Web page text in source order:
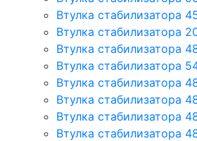
Втулка стабилизатора
Втулка стабилизатора
Втулка стабилизатора
Втулка стабилизатора
Втулка стабилизатора
Втулка стабилизатора
Втулка стабилизатора
Втулка стабилизатора